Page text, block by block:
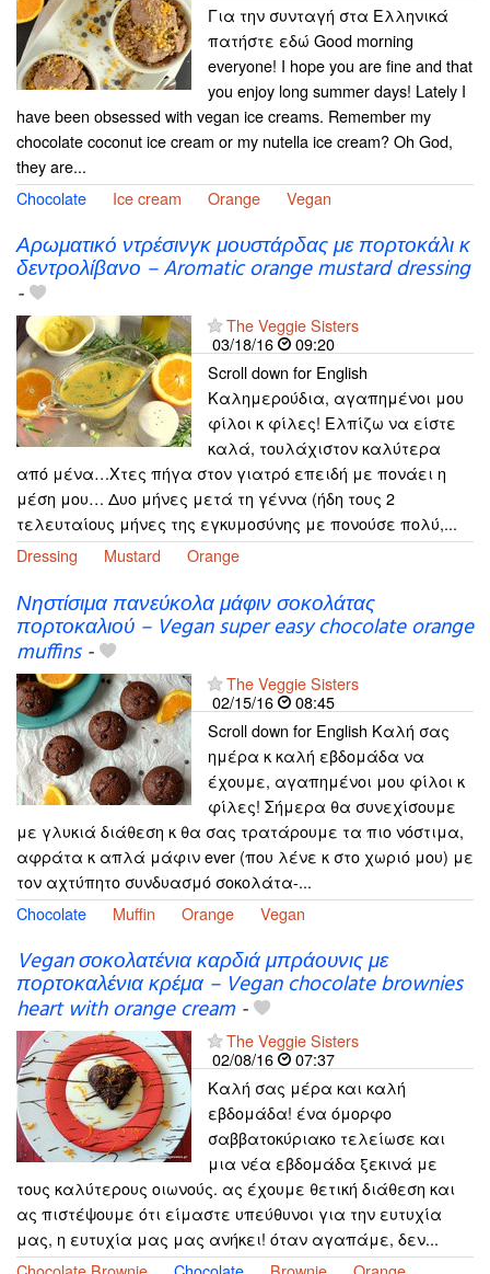
Για την συνταγή στα Ελληνικά
πατήστε εδώ Good morning
everyone! I hope you are fine and that
you enjoy long summer days! Lately I
have been obsessed with vegan ice creams. Remember my
chocolate coconut ice cream or my nutella ice cream? Oh God,
they are...
Chocolate
Ice cream Orange Vegan
Αρωματικό ντρέσινγκ μουστάρδας με πορτοκάλι κ
δεντρολίβανο – Aromatic orange mustard dressing
-
The Veggie Sisters
03/18/16
09:20
Scroll down for English
Καλημερούδια, αγαπημένοι μου
φίλοι κ φίλες! Ελπίζω να είστε
καλά, τουλάχιστον καλύτερα
από μένα…Χτες πήγα στον γιατρό επειδή με πονάει η
μέση μου… Δυο μήνες μετά τη γέννα (ήδη τους 2
τελευταίους μήνες της εγκυμοσύνης με πονούσε πολύ,...
Dressing
Mustard Orange
Νηστίσιμα πανεύκολα μάφιν σοκολάτας
πορτοκαλιού – Vegan super easy chocolate orange
muffins-
The Veggie Sisters
02/15/16
08:45
Scroll down for English Καλή σας
ημέρα κ καλή εβδομάδα να
έχουμε, αγαπημένοι μου φίλοι κ
φίλες! Σήμερα θα συνεχίσουμε
με γλυκιά διάθεση κ θα σας τρατάρουμε τα πιο νόστιμα,
αφράτα κ απλά μάφιν ever (που λένε κ στο χωριό μου) με
τον αχτύπητο συνδυασμό σοκολάτα-...
Chocolate
Muffin Orange Vegan
Vegan σοκολατένια καρδιά μπράουνις με
πορτοκαλένια κρέμα – Vegan chocolate brownies
heart with orange cream-
The Veggie Sisters
02/08/16
07:37
Καλή σας μέρα και καλή
εβδομάδα! ένα όμορφο
σαββατοκύριακο τελείωσε και
μια νέα εβδομάδα ξεκινά με
τους καλύτερους οιωνούς. ας έχουμε θετική διάθεση και
ας πιστέψουμε ότι είμαστε υπεύθυνοι για την ευτυχία
μας, η ευτυχία μας μας ανήκει! όταν αγαπάμε, δεν...